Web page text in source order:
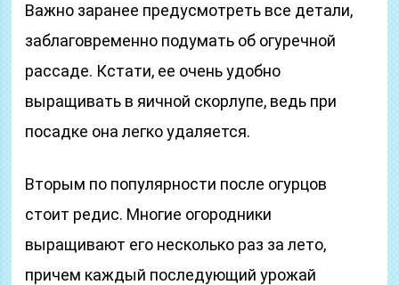
Важно заранее предусмотреть все детали,
заблаговременно подумать об огуречной
рассаде. Кстати, ее очень удобно
выращивать в яичной скорлупе, ведь при
посадке она легко удаляется.
Вторым по популярности после огурцов
стоит редис. Многие огородники
выращивают его несколько раз за лето,
причем каждый последующий урожай